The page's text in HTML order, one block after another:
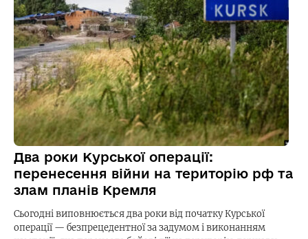
Два роки Курської операції:
перенесення війни на територію рф та
злам планів Кремля
Сьогодні виповнюється два роки від початку Курської
операції — безпрецедентної за задумом і виконанням